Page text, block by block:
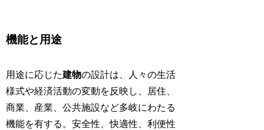
機能と用途
用途に応じた建物の設計は、人々の生活
様式や経済活動の変動を反映し、居住、
商業、産業、公共施設など多岐にわたる
機能を有する。安全性、快適性、利便性